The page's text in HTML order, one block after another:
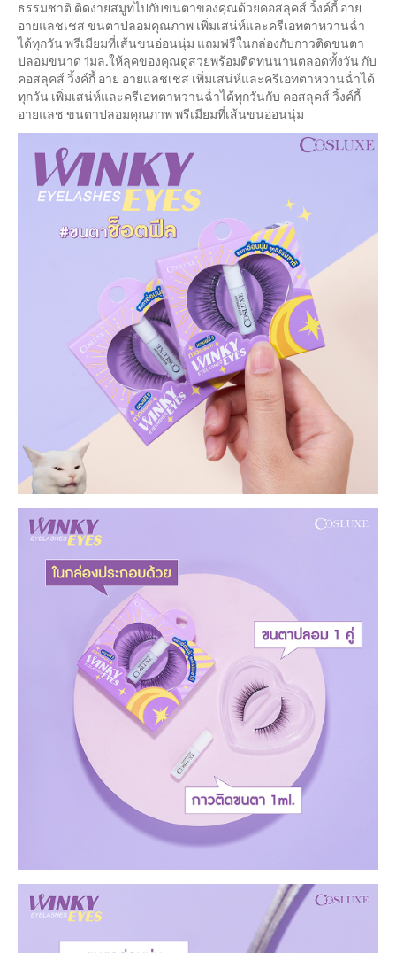
ธรรมชาติ ติดง่ายสมูทไปกับขนตาของคุณด้วยคอสลุคส์ วิ้งค์กี้ อาย
อายแลชเชส ขนตาปลอมคุณภาพ เพิ่มเสน่ห์และครีเอทตาหวานฉ่ำ
ได้ทุกวัน พรีเมียมที่เส้นขนอ่อนนุ่ม แถมฟรีในกล่องกับกาวติดขนตา
ปลอมขนาด 1มล.ให้ลุคของคุณดูสวยพร้อมติดทนนานตลอดทั้งวัน กับ
คอสลุคส์ วิ้งค์กี้ อาย อายแลชเชส เพิ่มเสน่ห์และครีเอทตาหวานฉ่ำได้
ทุกวัน เพิ่มเสน่ห์และครีเอทตาหวานฉ่ำได้ทุกวันกับ คอสลุคส์ วิ้งค์กี้
อายแลช ขนตาปลอมคุณภาพ พรีเมียมที่เส้นขนอ่อนนุ่ม